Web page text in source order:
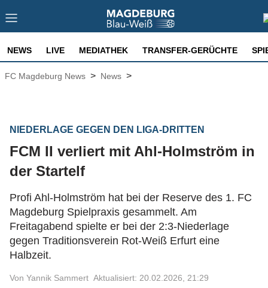
NEWS LIVE MEDIATHEK TRANSFER-GERÜCHTE
FC Magdeburg News > News >
NIEDERLAGE GEGEN DEN LIGA-DRITTEN
FCM II verliert mit Ahl-Holmström in
der Startelf
Profi Ahl-Holmström hat bei der Reserve des 1. FC
Magdeburg Spielpraxis gesammelt. Am
Freitagabend spielte er bei der 2:3-Niederlage
gegen Traditionsverein Rot-Weiß Erfurt eine
Halbzeit.
Von Yannik Sammert Aktualisiert: 20.02.2026, 21:29